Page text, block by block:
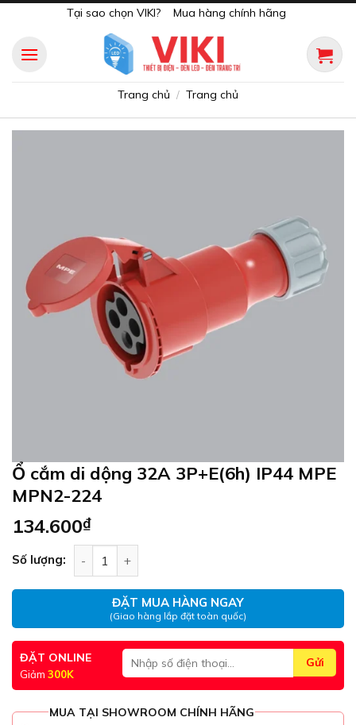
content
Tại sao chọn VIKI? Mua hàng chính hãng
Trang chủ / Trang chủ
Ổ cắm di dộng 32A 3P+E(6h) IP44 MPE
MPN2-224
134.600₫
Số lượng:
ĐẶT MUA HÀNG NGAY
(Giao hàng lắp đặt toàn quốc)
ĐẶT ONLINE
Giảm 300K
MUA TẠI SHOWROOM CHÍNH HÃNG